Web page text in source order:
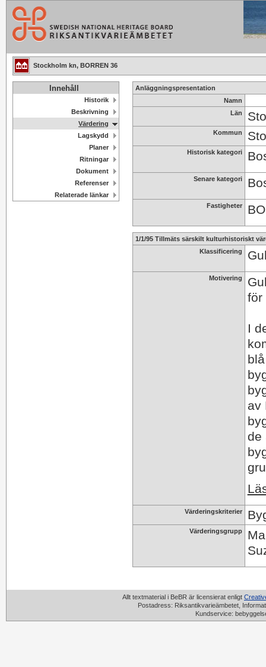
Stockholm kn, BORREN 36
Innehåll
Historik
Beskrivning
Värdering
Lagskydd
Planer
Ritningar
Dokument
Referenser
Relaterade länkar
Anläggningspresentation
Namn
Län
Kommun
Historisk kategori
Senare kategori
Fastigheter
1/1/95 Tillmäts särskilt kulturhistoriskt
Klassificering
Motivering
för
I
av
de
Värderingskriterier
Värderingsgrupp
Allt textmaterial i BeBR är licensierat enligt
Postadress: Riksantikvarieämbetet,
Kundservice: